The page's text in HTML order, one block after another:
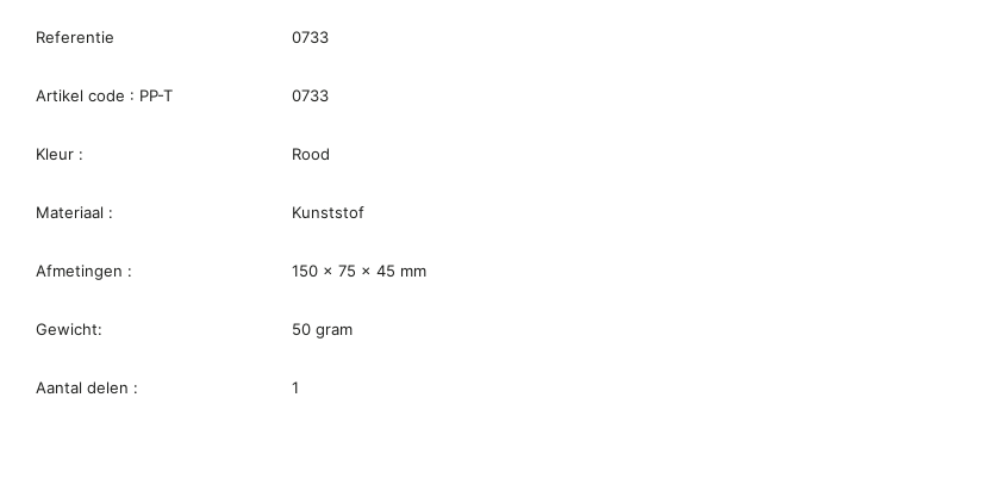
Referentie 0733
Artikel code : PP-T 0733
Kleur : Rood
Materiaal : Kunststof
Afmetingen : 150 x 75 x 45 mm
Gewicht: 50 gram
Aantal delen : 1